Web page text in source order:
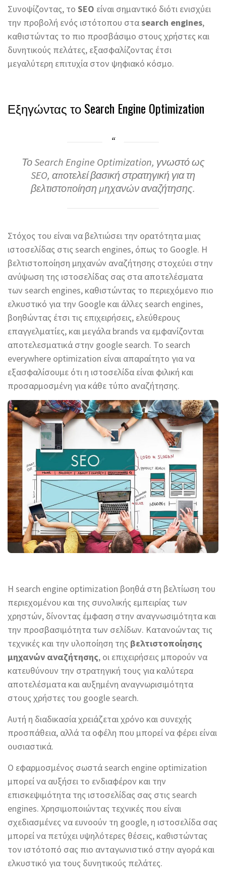
Συνοψίζοντας, το SEO είναι σημαντικό διότι ενισχύει
την προβολή ενός ιστότοπου σταsearch engines,
καθιστώντας το πιο προσβάσιμο στους χρήστες και
δυνητικούς πελάτες, εξασφαλίζοντας έτσι
μεγαλύτερη επιτυχία στον ψηφιακό κόσμο.
Εξηγώντας το Search Engine Optimization
Το Search Engine Optimization, γνωστό ως
SEO, αποτελεί βασική στρατηγική για τη
βελτιστοποίηση μηχανών αναζήτησης.
Στόχος του είναι να βελτιώσει την ορατότητα μιας
ιστοσελίδας στις search engines, όπως το Google. Η
βελτιστοποίηση μηχανών αναζήτησης στοχεύει στην
ανύψωση της ιστοσελίδας σας στα αποτελέσματα
των search engines, καθιστώντας το περιεχόμενο πιο
ελκυστικό για την Google και άλλες search engines,
βοηθώντας έτσι τις επιχειρήσεις, ελεύθερους
επαγγελματίες, και μεγάλα brands να εμφανίζονται
αποτελεσματικά στην google search. Το search
everywhere optimization είναι απαραίτητο για να
εξασφαλίσουμε ότι η ιστοσελίδα είναι φιλική και
προσαρμοσμένη για κάθε τύπο αναζήτησης.
Η search engine optimization βοηθά στη βελτίωση του
περιεχομένου και της συνολικής εμπειρίας των
χρηστών, δίνοντας έμφαση στην αναγνωσιμότητα και
την προσβασιμότητα των σελίδων. Κατανοώντας τις
τεχνικές και την υλοποίηση της βελτιστοποίησης
μηχανών αναζήτησης, οι επιχειρήσεις μπορούν να
κατευθύνουν την στρατηγική τους για καλύτερα
αποτελέσματα και αυξημένη αναγνωρισιμότητα
στους χρήστες του google search.
Αυτή η διαδικασία χρειάζεται χρόνο και συνεχής
προσπάθεια, αλλά τα οφέλη που μπορεί να φέρει είναι
ουσιαστικά.
Ο εφαρμοσμένος σωστά search engine optimization
μπορεί να αυξήσει το ενδιαφέρον και την
επισκεψιμότητα της ιστοσελίδας σας στις search
engines. Χρησιμοποιώντας τεχνικές που είναι
σχεδιασμένες να ευνοούν τη google, η ιστοσελίδα σας
μπορεί να πετύχει υψηλότερες θέσεις, καθιστώντας
τον ιστότοπό σας πιο ανταγωνιστικό στην αγορά και
ελκυστικό για τους δυνητικούς πελάτες.